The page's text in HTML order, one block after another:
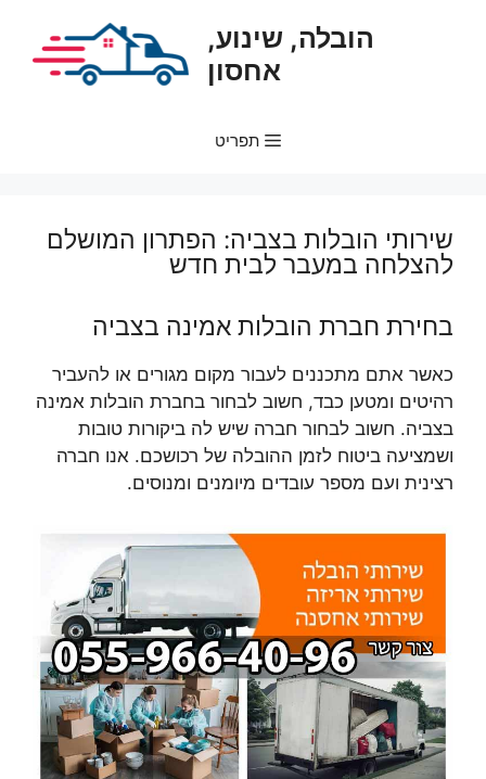
הובלה, שינוע,
אחסון
תפריט
שירותי הובלות בצביה: הפתרון המושלם
להצלחה במעבר לבית חדש
בחירת חברת הובלות אמינה בצביה
כאשר אתם מתכננים לעבור מקום מגורים או להעביר
רהיטים ומטען כבד, חשוב לבחור בחברת הובלות אמינה
בצביה. חשוב לבחור חברה שיש לה ביקורות טובות
ושמציעה ביטוח לזמן ההובלה של רכושכם. אנו חברה
רצינית ועם מספר עובדים מיומנים ומנוסים.